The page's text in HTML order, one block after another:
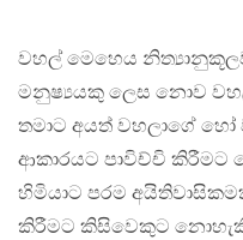
වහල් මෙහෙය
මනුෂ්‍යයකු ලෙස නොව
තමාට අයත් වහලාගේ හෝ
ආකාරයට පාවිච්චි
හිමියාට පරම
කිරීමට කිසිවෙකුට